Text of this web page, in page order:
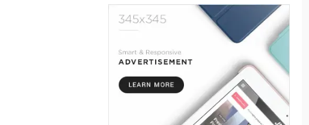
কলারোয়ার জয়নগরে সরকারি গাছ
আত্মসাতের চেষ্টা, এলাকাবাসীর
৫
আশাশুনিতে পৃথক অভিযানে ৩
আসামি গ্রেপ্তার